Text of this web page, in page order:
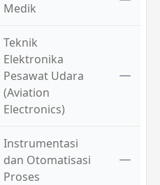
Medik
Teknik
Elektronika
Pesawat Udara
(Aviation
Electronics)
Instrumentasi
dan Otomatisasi
Proses